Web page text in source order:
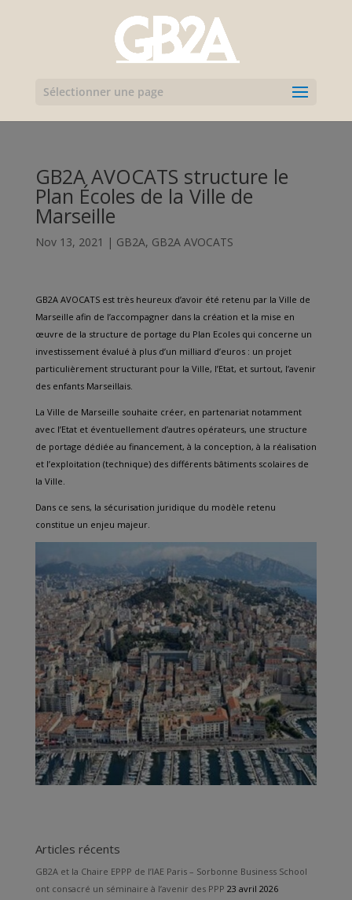
Sélectionner une page
GB2A AVOCATS structure le
Plan Écoles de la Ville de
Marseille
Nov 13, 2021 | GB2A, GB2A AVOCATS
GB2A AVOCATS est très heureux d’avoir été retenu par la Ville de
Marseille afin de l’accompagner dans la création et la mise en
œuvre de la structure de portage du Plan Ecoles qui concerne un
investissement évalué à plus d’un milliard d’euros : un projet
particulièrement structurant pour la Ville, l’Etat, et surtout, l’avenir
des enfants Marseillais.
La Ville de Marseille souhaite créer, en partenariat notamment
avec l’Etat et éventuellement d’autres opérateurs, une structure
de portage dédiée au financement, à la conception, à la réalisation
et l’exploitation (technique) des différents bâtiments scolaires de
la Ville.
Dans ce sens, la sécurisation juridique du modèle retenu
constitue un enjeu majeur.
Articles récents
GB2A et la Chaire EPPP de l’IAE Paris – Sorbonne Business School
ont consacré un séminaire à l’avenir des PPP 23 avril 2026